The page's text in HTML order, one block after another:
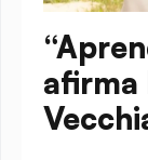
afirma